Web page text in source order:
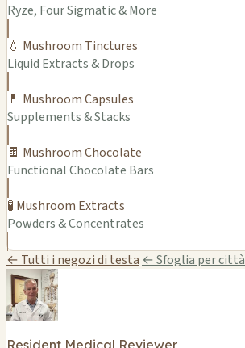
Ryze, Four Sigmatic & More
💧 Mushroom Tinctures
Liquid Extracts & Drops
💊 Mushroom Capsules
Supplements & Stacks
🍫 Mushroom Chocolate
Functional Chocolate Bars
🧪 Mushroom Extracts
Powders & Concentrates
← Tutti i negozi di testa ← Sfoglia per città